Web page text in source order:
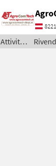
2300mm Min.
210mm
40° links rechts
Rückezange LITH
Öffnungs
Attività
forestali